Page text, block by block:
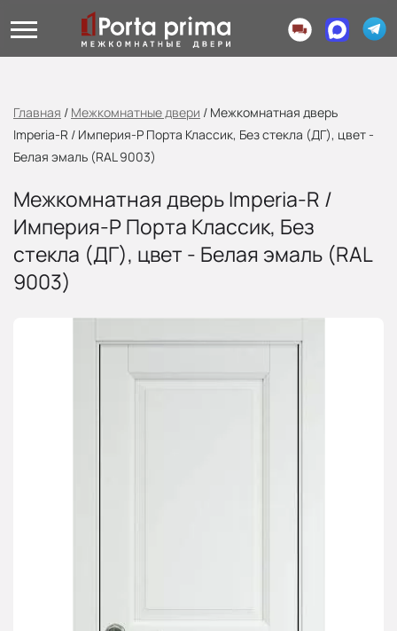
Главная / Межкомнатные двери / Межкомнатная дверь
Imperia-R / Империя-Р Порта Классик, Без стекла (ДГ), цвет -
Белая эмаль (RAL 9003)
Межкомнатная дверь Imperia-R /
Империя-Р Порта Классик, Без
стекла (ДГ), цвет - Белая эмаль (RAL
9003)